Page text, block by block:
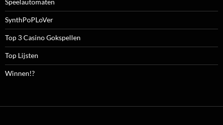
Speelautomaten
SynthPoPLoVer
Top 3 Casino Gokspellen
Top Lijsten
Winnen!?